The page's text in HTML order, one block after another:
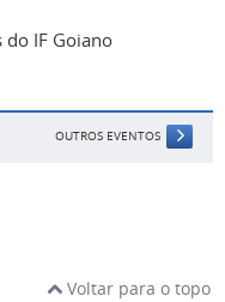
do IF Goiano
OUTROS EVENTOS
Voltar para o topo